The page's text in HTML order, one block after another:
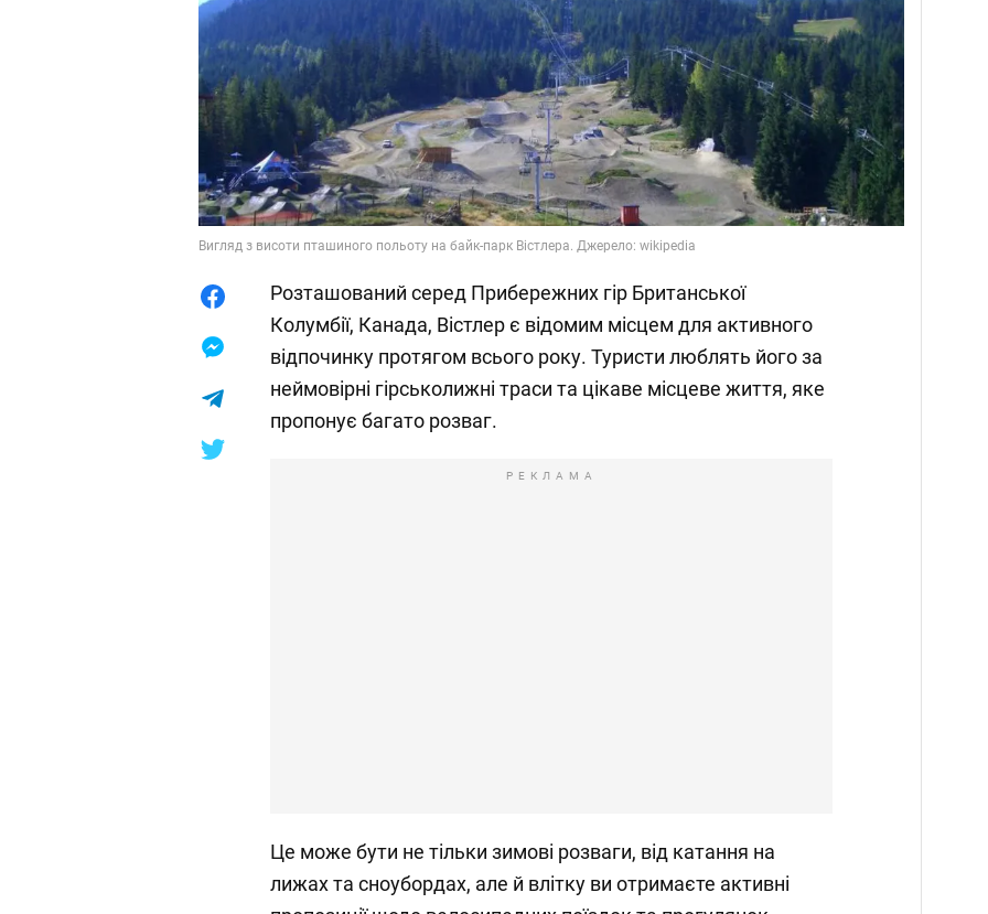
Вигляд з висоти пташиного польоту на байк-парк Вістлера. Джерело: wikipedia
Розташований серед Прибережних гір Британської
Колумбії, Канада, Вістлер є відомим місцем для активного
відпочинку протягом всього року. Туристи люблять його за
неймовірні гірськолижні траси та цікаве місцеве життя, яке
пропонує багато розваг.
РЕКЛАМА
Це може бути не тільки зимові розваги, від катання на
лижах та сноубордах, але й влітку ви отримаєте активні